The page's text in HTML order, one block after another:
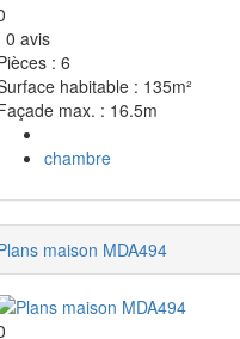
0 avis
: 6
habitable : 135m²
max. : 16.5m
chambre
maison MDA494